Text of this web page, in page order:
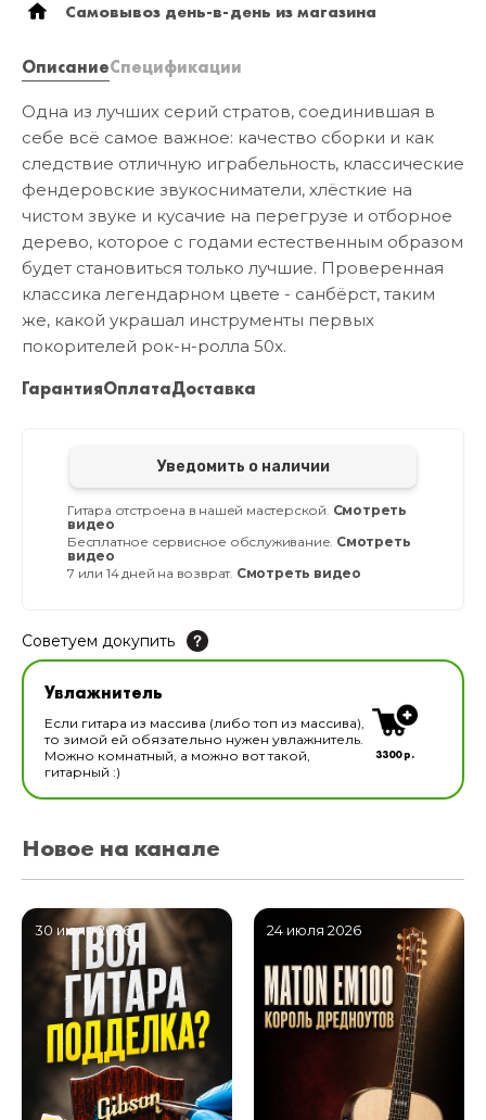
Самовывоз день-в-день из магазина
ОписаниеСпецификации
Одна из лучших серий стратов, соединившая в
себе всё самое важное: качество сборки и как
следствие отличную играбельность, классические
фендеровские звукосниматели, хлёсткие на
чистом звуке и кусачие на перегрузе и отборное
дерево, которое с годами естественным образом
будет становиться только лучшие. Проверенная
классика легендарном цвете - санбёрст, таким
же, какой украшал инструменты первых
покорителей рок-н-ролла 50х.
ГарантияОплатаДоставка
Уведомить о наличии
Гитара отстроена в нашей мастерской. Смотреть
видео
Бесплатное сервисное обслуживание. Смотреть
видео
7 или 14 дней на возврат. Смотреть видео
Советуем докупить
Увлажнитель для музыкальных инструментов
В наличии
Увлажнитель
Если гитара из массива (либо топ из массива),
то зимой ей обязательно нужен увлажнитель.
Можно комнатный, а можно вот такой,
гитарный :)
3300 р.
Новое на канале
30 июля 2026 24 июля 2026